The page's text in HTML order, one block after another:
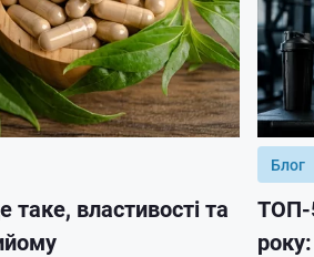
властивості та
Блог
ТОП-